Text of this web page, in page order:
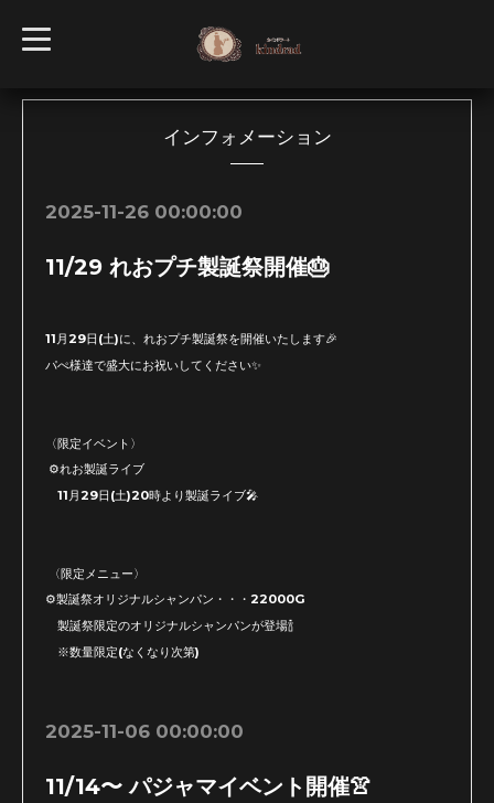
t
o
l
インフォメーション
2025-11-26 00:00:00
11/29 れおプチ製誕祭開催🎂
11月29日(土)に、れおプチ製誕祭を開催いたします🎉
パぺ様達で盛大にお祝いしてください✨
〈限定イベント〉
⚙れお製誕ライブ
11月29日(土)20時より製誕ライブ🎤
〈限定メニュー〉
⚙製誕祭オリジナルシャンパン・・・22000G
製誕祭限定のオリジナルシャンパンが登場🍾
※数量限定(なくなり次第)
2025-11-06 00:00:00
11/14〜 パジャマイベント開催👚